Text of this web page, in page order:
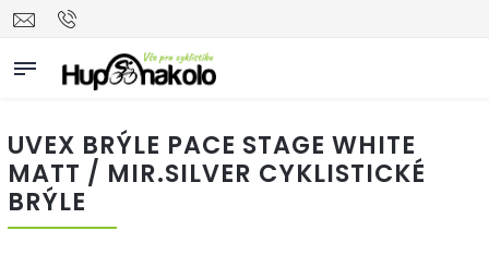
UVEX BRÝLE PACE STAGE WHITE
MATT / MIR.SILVER CYKLISTICKÉ
BRÝLE